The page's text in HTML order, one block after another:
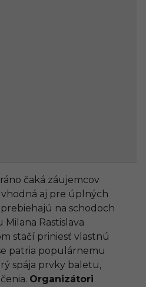
ráno čaká záujemcov
vhodná aj pre úplných
na schodoch
Rastislava
stačí priniesť vlastnú
patria populárnemu
spája prvky baletu,
Organizátori